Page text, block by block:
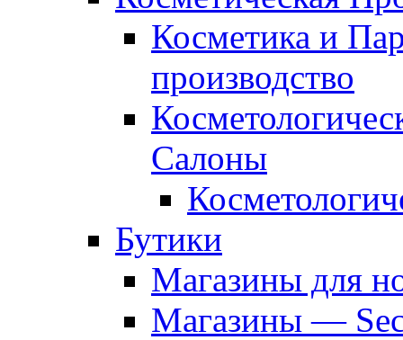
Косметика и
производство
Салоны
Бутики
Магазины для
Магазины —